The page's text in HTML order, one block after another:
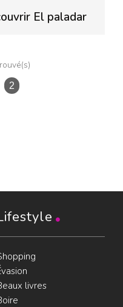
El paladar
2
livres